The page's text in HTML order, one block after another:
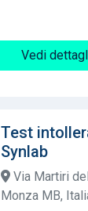
Vedi
Test
Synlab
Via Martiri
Monza MB,